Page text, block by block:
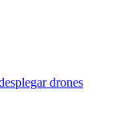
drones